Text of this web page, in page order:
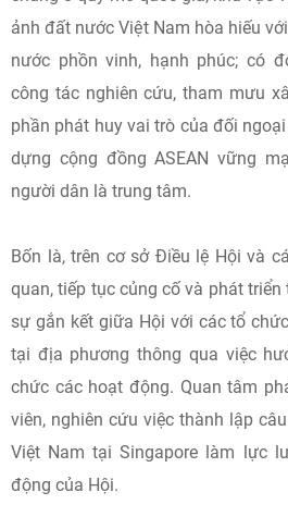
ảnh đất nước Việt Nam hòa hiếu
nước phồn vinh, hạnh phúc; có
công tác nghiên cứu, tham mưu
phần phát huy vai trò của đối
dựng cộng đồng ASEAN vững
người dân là trung tâm.
Bốn là, trên cơ sở Điều lệ Hội và
quan, tiếp tục củng cố và phát
sự gắn kết giữa Hội với các tổ
tại địa phương thông qua việc
chức các hoạt động. Quan tâm
viên, nghiên cứu việc thành lập
Việt Nam tại Singapore làm lực
động của Hội.